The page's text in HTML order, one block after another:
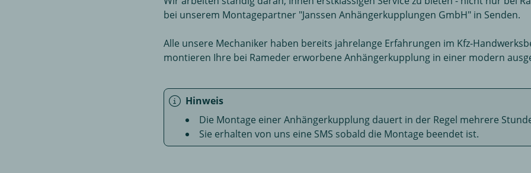
bei unserem Montagepartner "Janssen Anhängerkupplungen GmbH" in Senden.
Alle unsere Mechaniker haben bereits jahrelange Erfahrungen im Kfz-
montieren Ihre bei Rameder erworbene Anhängerkupplung in einer modern
Hinweis
Die Montage einer Anhängerkupplung dauert in der Regel mehrere
Sie erhalten von uns eine SMS sobald die Montage beendet ist.